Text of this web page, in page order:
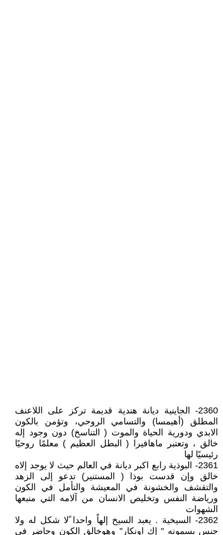
2360- الجاينية ديانة هندية قديمة تركز على اللاعنف
المطلق (أهيمسا) والتسامي الروحي، وتؤمن بالكون
الابدي ودورية الحياة والموت ( التناسخ) دون وجود إله
خالق ، وتعتبر ماهافيرا ( البطل العظيم ) معلمًا روحيًا
رئيسيًا لها
2361- البوذية رابع اكبر ديانة في العالم حيث لا يوجد إلاه
خالق وإن قدست بوذا ( المستنير) تدعو إلى الزهد
والتقشف والخشونة في المعيشة والتأمل في الكون
ورياضة النفس وتخليص الانسان من آلامه التي منبعها
الشهوات
2362- السيخية . يعبد السيخ إلهاً واحدا ًلا شكل له ولا
جنس يسمونه " إك اونكار" وهوخالق الكون وحاضر في